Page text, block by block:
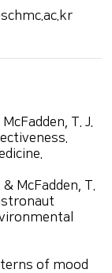
T. J.
& McFadden, T.
of mood